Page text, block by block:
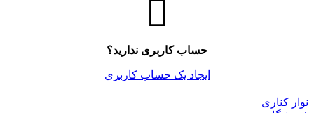
حساب کاربری ندارید؟
ایجاد یک حساب کاربری
نوار کناری